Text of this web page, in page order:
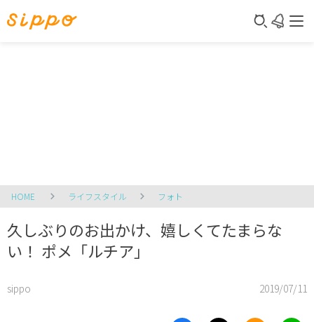
HOME ライフスタイル フォト
久しぶりのお出かけ、嬉しくてたまらな
い！ ポメ「ルチア」
sippo 2019/07/11